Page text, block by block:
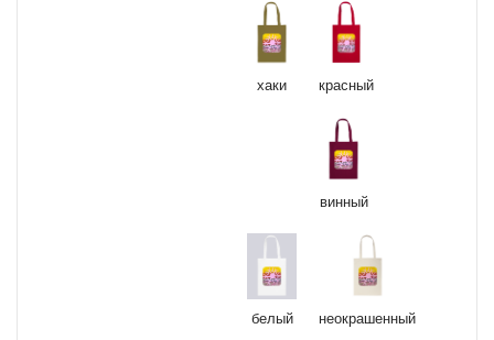
хаки красный
винный
белый неокрашенный